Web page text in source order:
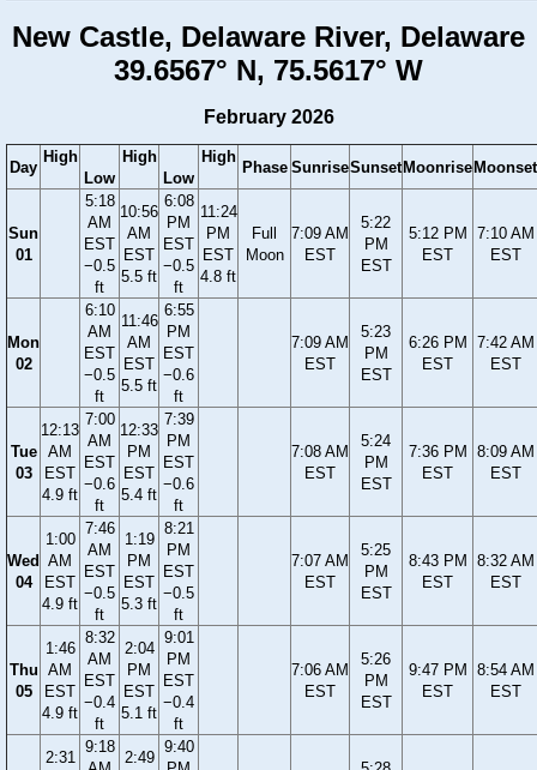
New Castle, Delaware River, Delaware
39.6567° N, 75.5617° W
February 2026
Day
High
Low
High
Low
High
Phase SunriseSunset Moonrise Moonset
Sun
01
5:18
AM
EST
−0.5
ft
10:56
AM
EST
5.5 ft
6:08
PM
EST
−0.5
ft
11:24
PM
EST
4.8 ft
Full
Moon
7:09 AM
EST
5:22
PM
EST
5:12 PM
EST
7:10 AM
EST
Mon
02
6:10
AM
EST
−0.5
ft
11:46
AM
EST
5.5 ft
6:55
PM
EST
−0.6
ft
7:09 AM
EST
5:23
PM
EST
6:26 PM
EST
7:42 AM
EST
Tue
03
12:13
AM
EST
4.9 ft
7:00
AM
EST
−0.6
ft
12:33
PM
EST
5.4 ft
7:39
PM
EST
−0.6
ft
7:08 AM
EST
5:24
PM
EST
7:36 PM
EST
8:09 AM
EST
Wed
04
1:00
AM
EST
4.9 ft
7:46
AM
EST
−0.5
ft
1:19
PM
EST
5.3 ft
8:21
PM
EST
−0.5
ft
7:07 AM
EST
5:25
PM
EST
8:43 PM
EST
8:32 AM
EST
Thu
05
1:46
AM
EST
4.9 ft
8:32
AM
EST
−0.4
ft
2:04
PM
EST
5.1 ft
9:01
PM
EST
−0.4
ft
7:06 AM
EST
5:26
PM
EST
9:47 PM
EST
8:54 AM
EST
2:31
9:18
2:49
9:40